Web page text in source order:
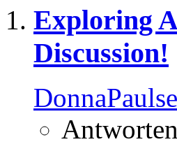
Exploring
Discussion!